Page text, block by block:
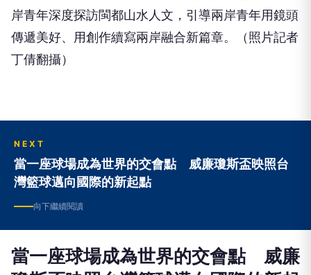
丁倩翻攝）
當一座球場成為世界的交會點 威廉瓊斯盃映照台
灣籃球邁向國際的新起點
向下繼續閱讀
當一座球場成為世界的交會點 威廉
瓊斯盃映照台灣籃球邁向國際的新起
點